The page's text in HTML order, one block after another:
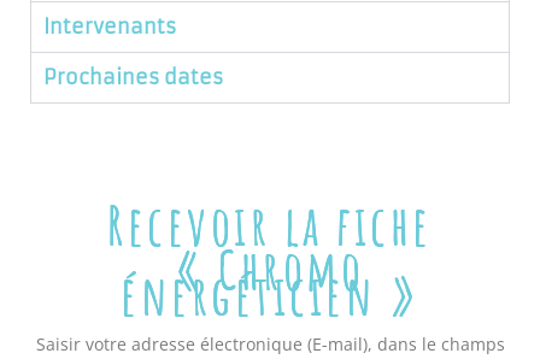
Intervenants
Prochaines dates
Recevoir la fiche
« Chromo
énergéticien »
Saisir votre adresse électronique (E-mail), dans le champs